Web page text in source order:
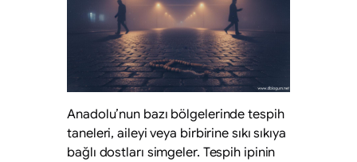
Anadolu’nun bazı bölgelerinde tespih
taneleri, aileyi veya birbirine sıkı sıkıya
bağlı dostları simgeler. Tespih ipinin